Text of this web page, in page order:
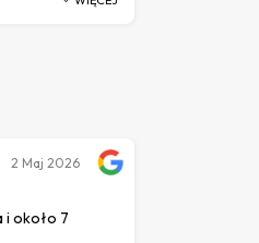
i około 7
2 Maj 2026